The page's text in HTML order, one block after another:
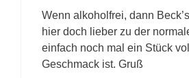
Wenn alkoholfrei, dann
hier doch lieber zu der
einfach noch mal ein Stück
Geschmack ist. Gruß